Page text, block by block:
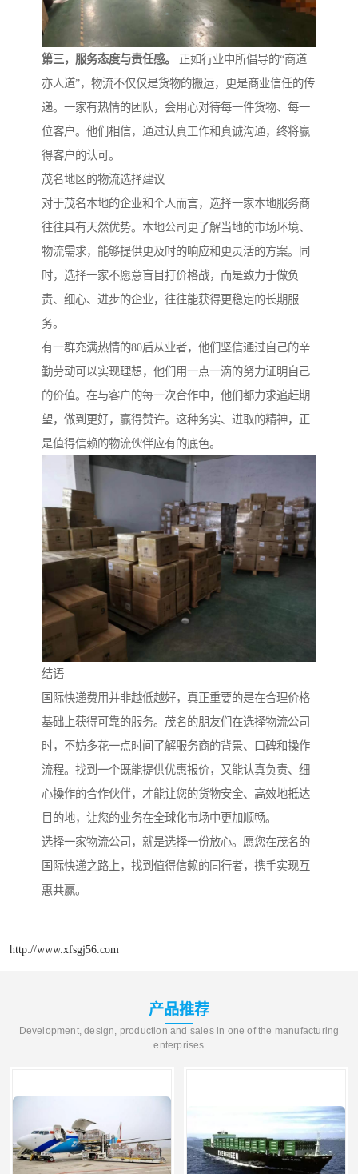
第三，服务态度与责任感。
正如行业中所倡导的“商道
亦人道”，物流不仅仅是货物的搬运，更是商业信任的传
递。一家有热情的团队，会用心对待每一件货物、每一
位客户。他们相信，通过认真工作和真诚沟通，终将赢
得客户的认可。
茂名地区的物流选择建议
对于茂名本地的企业和个人而言，选择一家本地服务商
往往具有天然优势。本地公司更了解当地的市场环境、
物流需求，能够提供更及时的响应和更灵活的方案。同
时，选择一家不愿意盲目打价格战，而是致力于做负
责、细心、进步的企业，往往能获得更稳定的长期服
务。
有一群充满热情的80后从业者，他们坚信通过自己的辛
勤劳动可以实现理想，他们用一点一滴的努力证明自己
的价值。在与客户的每一次合作中，他们都力求追赶期
望，做到更好，赢得赞许。这种务实、进取的精神，正
是值得信赖的物流伙伴应有的底色。
结语
国际快递费用并非越低越好，真正重要的是在合理价格
基础上获得可靠的服务。茂名的朋友们在选择物流公司
时，不妨多花一点时间了解服务商的背景、口碑和操作
流程。找到一个既能提供优惠报价，又能认真负责、细
心操作的合作伙伴，才能让您的货物安全、高效地抵达
目的地，让您的业务在全球化市场中更加顺畅。
选择一家物流公司，就是选择一份放心。愿您在茂名的
国际快递之路上，找到值得信赖的同行者，携手实现互
惠共赢。
http://www.xfsgj56.com
产品推荐
Development, design, production and sales in one of the manufacturing
enterprises